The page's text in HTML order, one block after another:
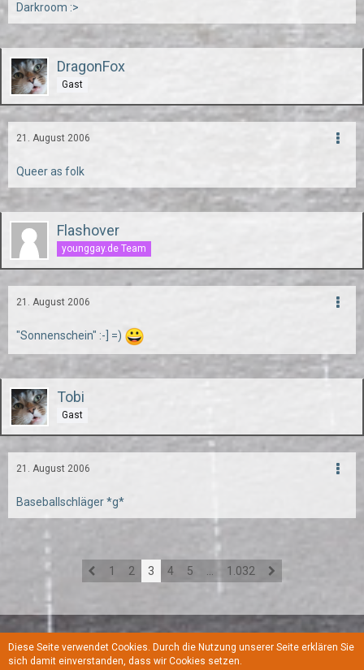
Darkroom :>
DragonFox
Gast
21. August 2006
Queer as folk
Flashover
younggay.de Team
21. August 2006
"Sonnenschein" :-] =)
Tobi
Gast
21. August 2006
Baseballschläger *g*
1 2 3 4 5 1.032
Regeln Datenschutzerklärung Kontakt
Diese Seite verwendet Cookies. Durch die Nutzung unserer Seite erklären Sie
sich damit einverstanden, dass wir Cookies setzen.